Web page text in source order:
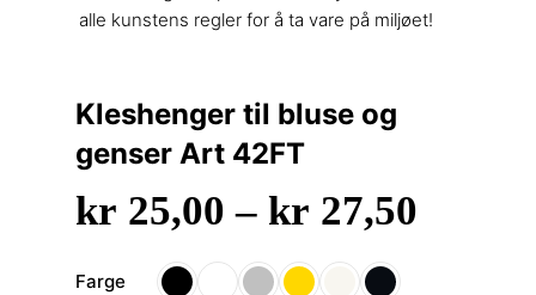
alle kunstens regler for å ta vare på miljøet!
Kleshenger til bluse og
genser Art 42FT
kr 25,00 – kr 27,50
Farge